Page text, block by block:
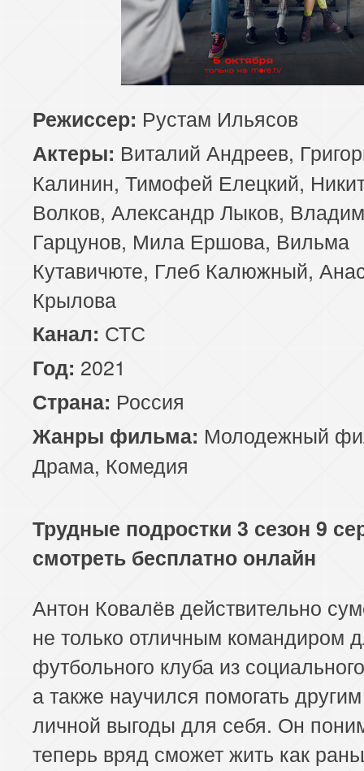
Режиссер: Рустам Ильясов
Актеры: Виталий Андреев,
Калинин, Тимофей Елецкий,
Волков, Александр Лыков,
Гарцунов, Мила Ершова, Вильма
Кутавичюте, Глеб Калюжный,
Крылова
Канал: СТС
Год: 2021
Страна: Россия
Жанры фильма: Молодежный
Драма, Комедия
Трудные подростки 3 сезон 9
смотреть бесплатно онлайн
Антон Ковалёв действительно
не только отличным командиром
футбольного клуба из
а также научился помогать
личной выгоды для себя. Он
теперь вряд сможет жить как